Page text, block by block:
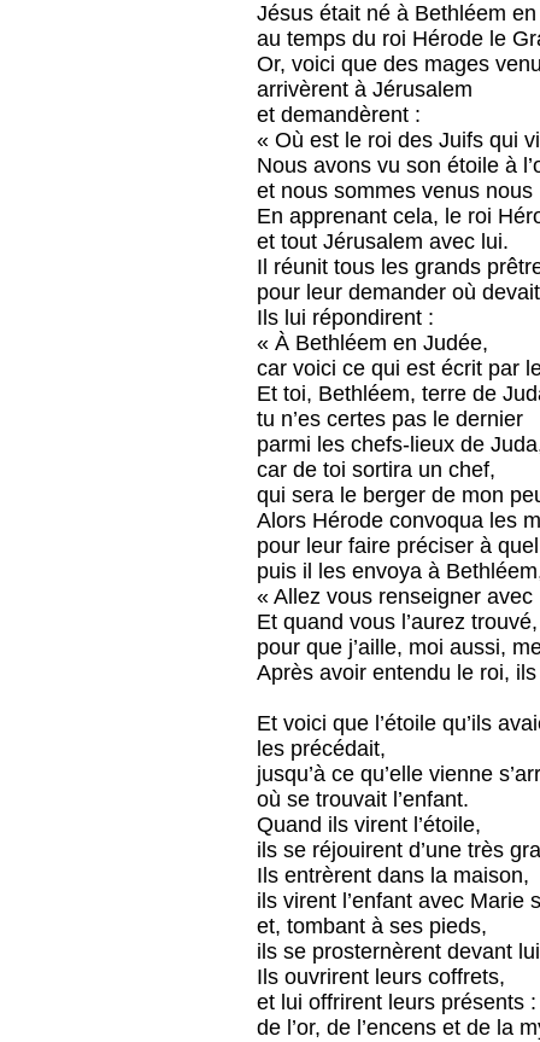
Jésus était né à Bethléem
au temps du roi Hérode le
Or, voici que des mages
arrivèrent à Jérusalem
et demandèrent :
« Où est le roi des Juifs qui
Nous avons vu son étoile à
et nous sommes venus
En apprenant cela, le roi
et tout Jérusalem avec lui.
Il réunit tous les grands
pour leur demander où
Ils lui répondirent :
« À Bethléem en Judée,
car voici ce qui est écrit par
Et toi, Bethléem, terre de
tu n’es certes pas le dernier
parmi les chefs-lieux de
car de toi sortira un chef,
qui sera le berger de mon
Alors Hérode convoqua les
pour leur faire préciser à
puis il les envoya à
« Allez vous renseigner avec
Et quand vous l’aurez
pour que j’aille, moi aussi,
Après avoir entendu le roi,
Et voici que l’étoile qu’ils
les précédait,
jusqu’à ce qu’elle vienne
où se trouvait l’enfant.
Quand ils virent l’étoile,
ils se réjouirent d’une très
Ils entrèrent dans la maison,
ils virent l’enfant avec Marie
et, tombant à ses pieds,
ils se prosternèrent devant
Ils ouvrirent leurs coffrets,
et lui offrirent leurs présents :
de l’or, de l’encens et de la